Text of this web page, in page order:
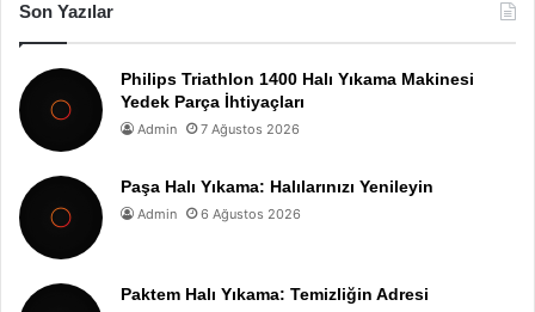
Son Yazılar
Philips Triathlon 1400 Halı Yıkama Makinesi
Yedek Parça İhtiyaçları
Admin 7 Ağustos 2026
Paşa Halı Yıkama: Halılarınızı Yenileyin
Admin 6 Ağustos 2026
Paktem Halı Yıkama: Temizliğin Adresi